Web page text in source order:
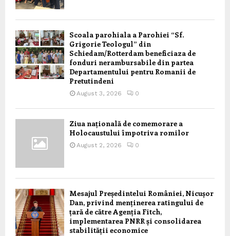
Scoala parohiala a Parohiei “Sf.
Grigorie Teologul” din
Schiedam/Rotterdam beneficiaza de
fonduri nerambursabile din partea
Departamentului pentru Romanii de
Pretutindeni
August 3, 2026 0
Ziua națională de comemorare a
Holocaustului împotriva romilor
August 2, 2026 0
Mesajul Președintelui României, Nicușor
Dan, privind menținerea ratingului de
țară de către Agenția Fitch,
implementarea PNRR și consolidarea
stabilității economice